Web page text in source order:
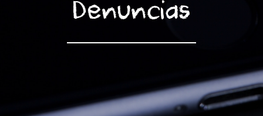
Denuncias